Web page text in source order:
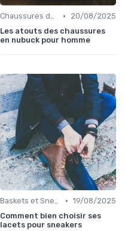
Chaussures de Ville •
20/08/2025
Les atouts des chaussures
en nubuck pour homme
Baskets et Sneakers • 19/08/2025
Comment bien choisir ses
lacets pour sneakers